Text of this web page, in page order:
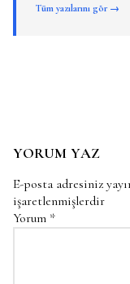
Tüm yazılarını gör →
YORUM YAZ
E-posta adresiniz
işaretlenmişlerdir
Yorum *